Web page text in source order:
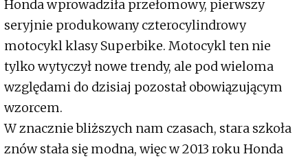
Honda wprowadziła przełomowy, pierwszy
seryjnie produkowany czterocylindrowy
motocykl klasy Superbike. Motocykl ten nie
tylko wytyczył nowe trendy, ale pod wieloma
względami do dzisiaj pozostał obowiązującym
wzorcem.
W znacznie bliższych nam czasach, stara szkoła
znów stała się modna, więc w 2013 roku Honda